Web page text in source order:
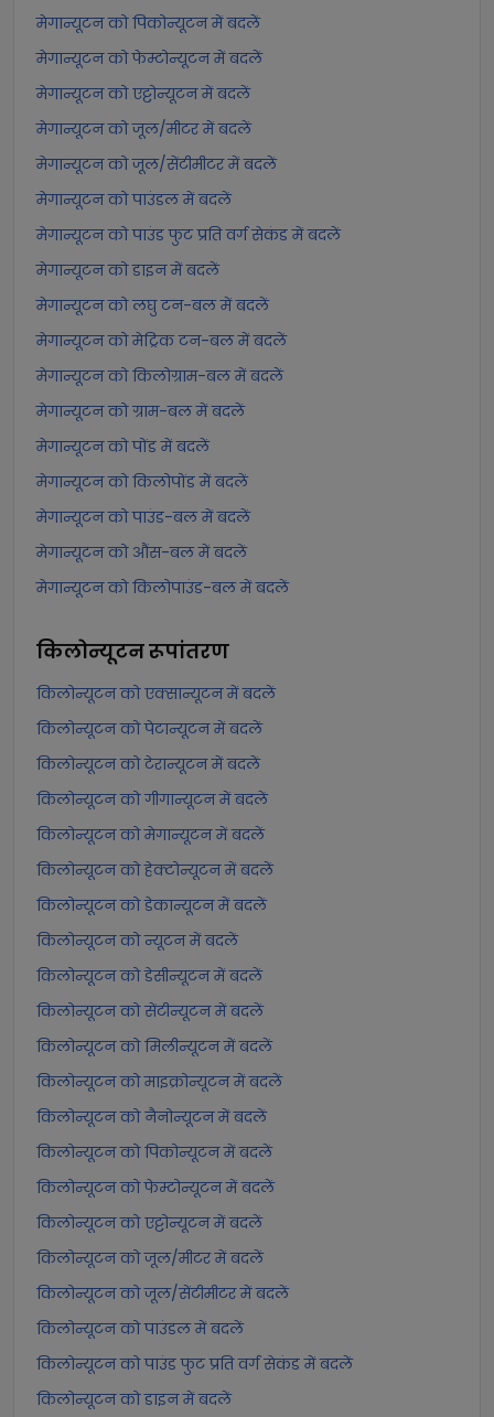
मेगान्यूटन को पिकोन्यूटन में बदलें
मेगान्यूटन को फेम्टोन्यूटन में बदलें
मेगान्यूटन को एट्टोन्यूटन में बदलें
मेगान्यूटन को जूल/मीटर में बदलें
मेगान्यूटन को जूल/सेंटीमीटर में बदलें
मेगान्यूटन को पाउंडल में बदलें
मेगान्यूटन को पाउंड फुट प्रति वर्ग सेकंड में बदलें
मेगान्यूटन को डाइन में बदलें
मेगान्यूटन को लघु टन-बल में बदलें
मेगान्यूटन को मेट्रिक टन-बल में बदलें
मेगान्यूटन को किलोग्राम-बल में बदलें
मेगान्यूटन को ग्राम-बल में बदलें
मेगान्यूटन को पोंड में बदलें
मेगान्यूटन को किलोपोंड में बदलें
मेगान्यूटन को पाउंड-बल में बदलें
मेगान्यूटन को औंस-बल में बदलें
मेगान्यूटन को किलोपाउंड-बल में बदलें
किलोन्यूटनरूपांतरण
किलोन्यूटन को एक्सान्यूटन में बदलें
किलोन्यूटन को पेटान्यूटन में बदलें
किलोन्यूटन को टेरान्यूटन में बदलें
किलोन्यूटन को गीगान्यूटन में बदलें
किलोन्यूटन को मेगान्यूटन में बदलें
किलोन्यूटन को हेक्टोन्यूटन में बदलें
किलोन्यूटन को डेकान्यूटन में बदलें
किलोन्यूटन को न्यूटन में बदलें
किलोन्यूटन को डेसीन्यूटन में बदलें
किलोन्यूटन को सेंटीन्यूटन में बदलें
किलोन्यूटन को मिलीन्यूटन में बदलें
किलोन्यूटन को माइक्रोन्यूटन में बदलें
किलोन्यूटन को नैनोन्यूटन में बदलें
किलोन्यूटन को पिकोन्यूटन में बदलें
किलोन्यूटन को फेम्टोन्यूटन में बदलें
किलोन्यूटन को एट्टोन्यूटन में बदलें
किलोन्यूटन को जूल/मीटर में बदलें
किलोन्यूटन को जूल/सेंटीमीटर में बदलें
किलोन्यूटन को पाउंडल में बदलें
किलोन्यूटन को पाउंड फुट प्रति वर्ग सेकंड में बदलें
किलोन्यूटन को डाइन में बदलें